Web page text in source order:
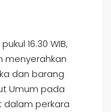
16.30 WIB,
menyerahkan
dan barang
Umum pada
dalam perkara